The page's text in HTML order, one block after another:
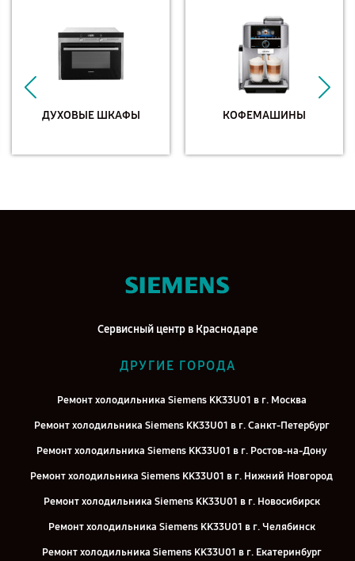
ДУХОВЫЕ ШКАФЫ КОФЕМАШИНЫ
Сервисный центр в Краснодаре
ДРУГИЕ ГОРОДА
Ремонт холодильника Siemens KK33U01 в г. Москва
Ремонт холодильника Siemens KK33U01 в г. Санкт-Петербург
Ремонт холодильника Siemens KK33U01 в г. Ростов-на-Дону
Ремонт холодильника Siemens KK33U01 в г. Нижний Новгород
Ремонт холодильника Siemens KK33U01 в г. Новосибирск
Ремонт холодильника Siemens KK33U01 в г. Челябинск
Ремонт холодильника Siemens KK33U01 в г. Екатеринбург